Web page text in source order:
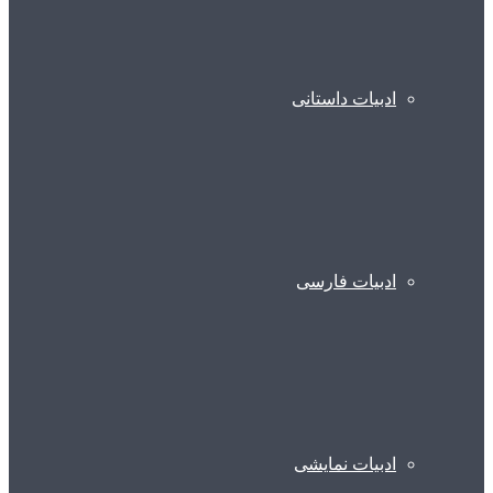
ادبیات داستانی
ادبیات فارسی
ادبیات نمایشی